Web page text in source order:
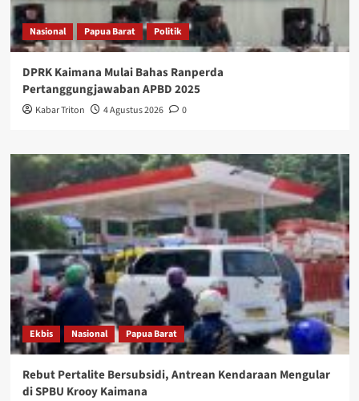
Nasional Papua Barat Politik
DPRK Kaimana Mulai Bahas Ranperda
Pertanggungjawaban APBD 2025
Kabar Triton 4 Agustus 2026 0
Ekbis Nasional Papua Barat
Rebut Pertalite Bersubsidi, Antrean Kendaraan Mengular
di SPBU Krooy Kaimana